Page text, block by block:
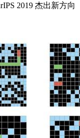
2019 杰出新方向